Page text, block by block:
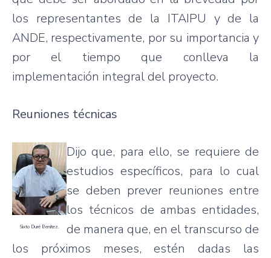
los representantes de la ITAIPU y de la
ANDE, respectivamente, por su importancia y
por el tiempo que conlleva la
implementación integral del proyecto.
Reuniones técnicas
Sixto Duré Benítez.
Dijo que, para ello, se requiere de
estudios específicos, para lo cual
se deben prever reuniones entre
los técnicos de ambas entidades,
de manera que, en el transcurso de
los próximos meses, estén dadas las